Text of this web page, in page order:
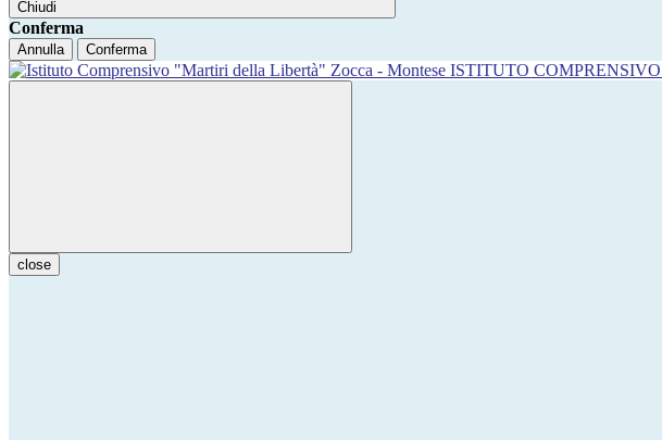
Chiudi
Conferma
Annulla Conferma
ISTITUTO COMPRENSIVO
close